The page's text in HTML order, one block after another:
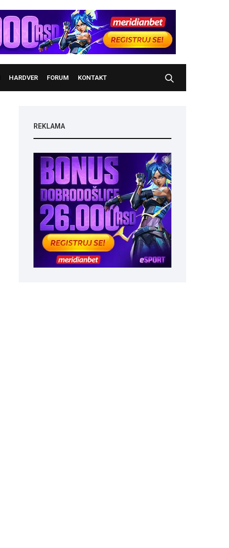
HARDVER FORUM KONTAKT
REKLAMA